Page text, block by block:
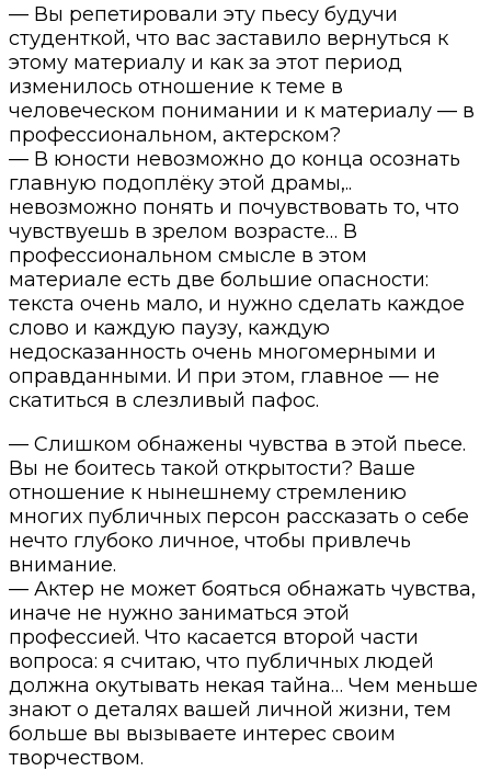
— Вы репетировали эту пьесу будучи
студенткой, что вас заставило вернуться к
этому материалу и как за этот период
изменилось отношение к теме в
человеческом понимании и к материалу — в
профессиональном, актерском?
— В юности невозможно до конца осознать
главную подоплёку этой драмы,..
невозможно понять и почувствовать то, что
чувствуешь в зрелом возрасте… В
профессиональном смысле в этом
материале есть две большие опасности:
текста очень мало, и нужно сделать каждое
слово и каждую паузу, каждую
недосказанность очень многомерными и
оправданными. И при этом, главное — не
скатиться в слезливый пафос.
— Слишком обнажены чувства в этой пьесе.
Вы не боитесь такой открытости? Ваше
отношение к нынешнему стремлению
многих публичных персон рассказать о себе
нечто глубоко личное, чтобы привлечь
внимание.
— Актер не может бояться обнажать чувства,
иначе не нужно заниматься этой
профессией. Что касается второй части
вопроса: я считаю, что публичных людей
должна окутывать некая тайна… Чем меньше
знают о деталях вашей личной жизни, тем
больше вы вызываете интерес своим
творчеством.